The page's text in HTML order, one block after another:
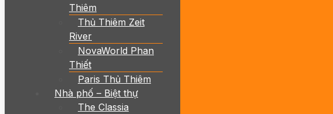
Thiêm
Thủ Thiêm Zeit
River
NovaWorld Phan
Thiết
Paris Thủ Thiêm
Nhà phố – Biệt thự
The Classia